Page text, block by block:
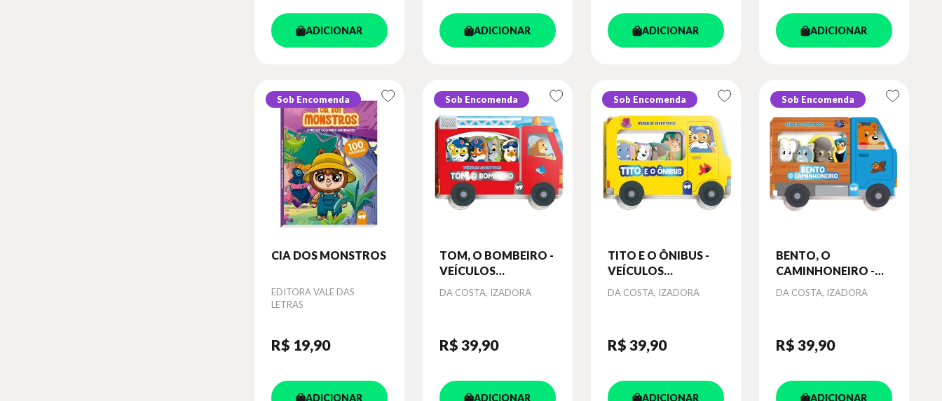
ADICIONAR ADICIONAR ADICIONAR ADICIONAR
Sob Encomenda
CIA DOS MONSTROS
Autor
EDITORA VALE DAS
LETRAS
R$ 19,90
ADICIONAR
Sob Encomenda
TOM, O BOMBEIRO -
VEÍCULOS
DIVERTIDOS
Autor
DA COSTA, IZADORA
R$ 39,90
ADICIONAR
Sob Encomenda
TITO E O ÔNIBUS -
VEÍCULOS
DIVERTIDOS
Autor
DA COSTA, IZADORA
R$ 39,90
ADICIONAR
Sob Encomenda
BENTO, O
CAMINHONEIRO -
VEÍCULOS
DIVERTIDOS
Autor
DA COSTA, IZADORA
R$ 39,90
ADICIONAR